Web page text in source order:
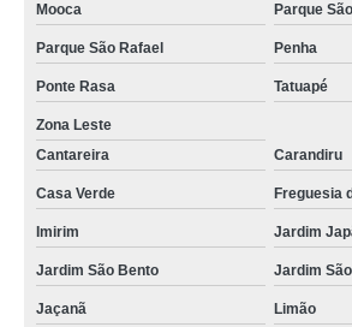
Mooca Parque
Parque São Rafael Penha
Ponte Rasa Tatuapé
Zona Leste
Cantareira
Carandiru
Casa Verde Freguesia
Imirim Jardim
Jardim São Bento Jardim
Jaçanã Limão